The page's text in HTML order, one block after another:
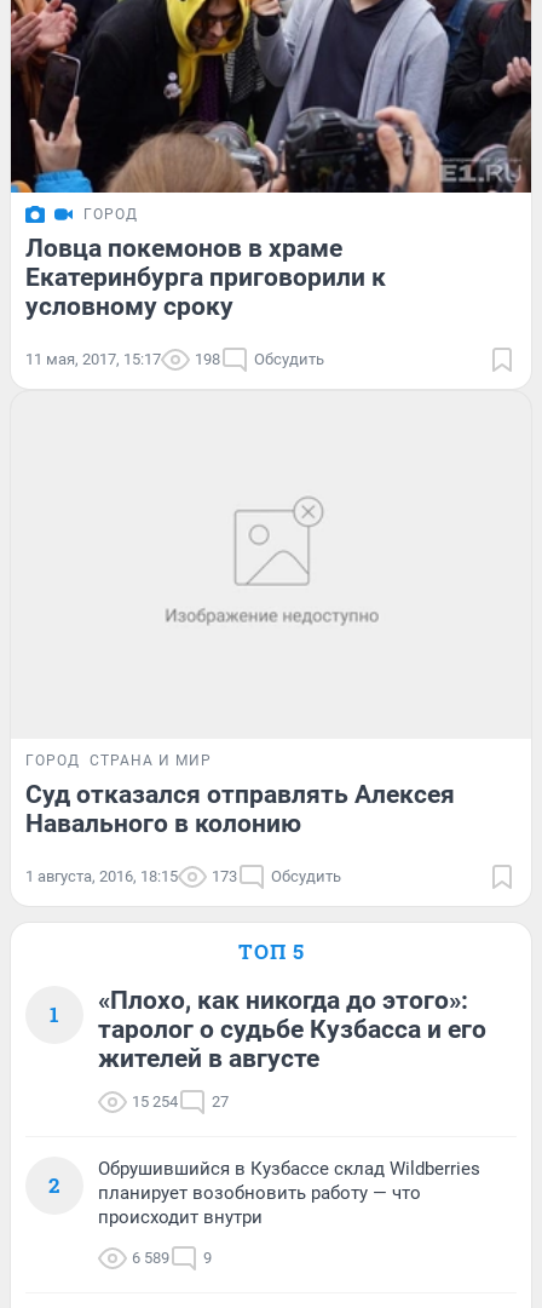
ГОРОД
Ловца покемонов в храме
Екатеринбурга приговорили к
условному сроку
11 мая, 2017, 15:17 198 Обсудить
ГОРОД СТРАНА И МИР
Суд отказался отправлять Алексея
Навального в колонию
1 августа, 2016, 18:15 173 Обсудить
ТОП 5
1
«Плохо, как никогда до этого»:
таролог о судьбе Кузбасса и его
жителей в августе
15 254 27
2
Обрушившийся в Кузбассе склад Wildberries
планирует возобновить работу — что
происходит внутри
6 589 9